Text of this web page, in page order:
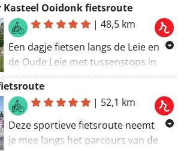
Kasteel Ooidonk fietsroute
|48,5 km
Een dagje fietsen langs de Leie en
de Oude Leie met tussenstops in
Afsnee, Sint-Martens-Latem, Kasteel
Ooidonk en Astene. Deze fietsroute
hoort bij een reportage uit Routen
Magazine 2024.
| 52,1 km
Deze sportieve fietsroute neemt
je mee langs het parcours van de